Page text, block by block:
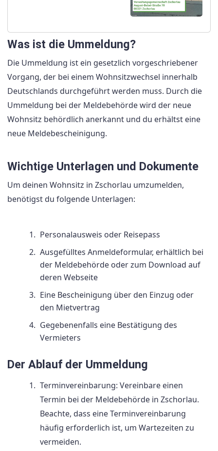
Was ist die Ummeldung?
Die Ummeldung ist ein gesetzlich vorgeschriebener
Vorgang, der bei einem Wohnsitzwechsel innerhalb
Deutschlands durchgeführt werden muss. Durch die
Ummeldung bei der Meldebehörde wird der neue
Wohnsitz behördlich anerkannt und du erhältst eine
neue Meldebescheinigung.
Wichtige Unterlagen und Dokumente
Um deinen Wohnsitz in Zschorlau umzumelden,
benötigst du folgende Unterlagen:
Personalausweis oder Reisepass
Ausgefülltes Anmeldeformular, erhältlich bei
der Meldebehörde oder zum Download auf
deren Webseite
Eine Bescheinigung über den Einzug oder
den Mietvertrag
Gegebenenfalls eine Bestätigung des
Vermieters
Der Ablauf der Ummeldung
Terminvereinbarung: Vereinbare einen
Termin bei der Meldebehörde in Zschorlau.
Beachte, dass eine Terminvereinbarung
häufig erforderlich ist, um Wartezeiten zu
vermeiden.